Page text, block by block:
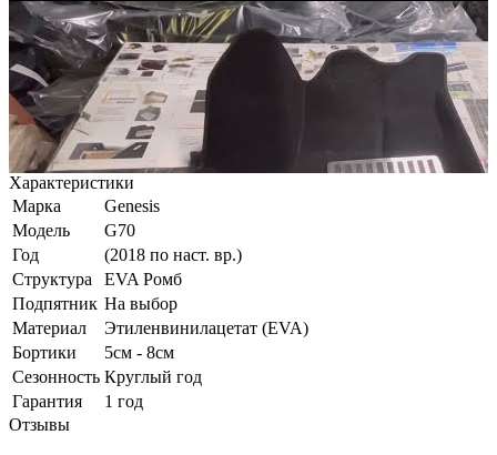
Характеристики
Марка
Genesis
Модель
G70
Год
(2018 по наст. вр.)
Структура
EVA Ромб
Подпятник На выбор
Материал
Этиленвинилацетат (EVA)
Бортики
5см - 8см
Сезонность Круглый год
Гарантия
1 год
Отзывы